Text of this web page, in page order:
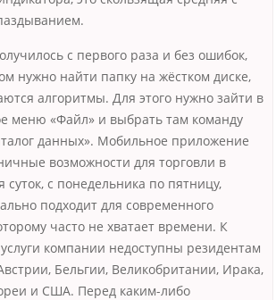
с первого раза и без ошибок,
нужно найти папку на жёстком диске,
алгоритмы. Для этого нужно зайти в
меню «Файл» и выбрать там команду
данных». Мобильное приложение
возможности для торговли в
суток, с понедельника по пятницу,
подходит для современного
часто не хватает времени. К
компании недоступны резидентам
Бельгии, Великобритании, Ирака,
и США. Перед каким-либо